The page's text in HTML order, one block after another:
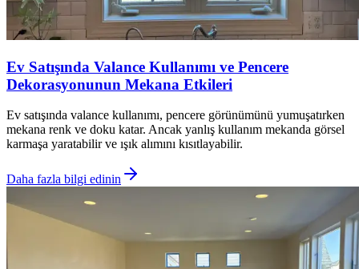
Ev Satışında Valance Kullanımı ve Pencere
Dekorasyonunun Mekana Etkileri
Ev satışında valance kullanımı, pencere görünümünü yumuşatırken
mekana renk ve doku katar. Ancak yanlış kullanım mekanda görsel
karmaşa yaratabilir ve ışık alımını kısıtlayabilir.
Daha fazla bilgi edinin